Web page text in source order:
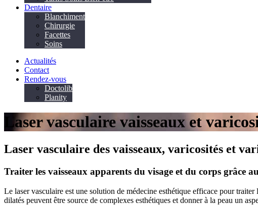
Dentaire
Blanchiment
Chirurgie
Facettes
Soins
Actualités
Contact
Rendez-vous
Doctolib
Planity
Laser vasculaire vaisseaux et
Laser vasculaire des vaisseaux, varicosités et
Traiter les vaisseaux apparents du visage et du corps grâce
Le laser vasculaire est une solution de médecine esthétique efficace pour
dilatés peuvent être source de complexes esthétiques et donner à la peau un